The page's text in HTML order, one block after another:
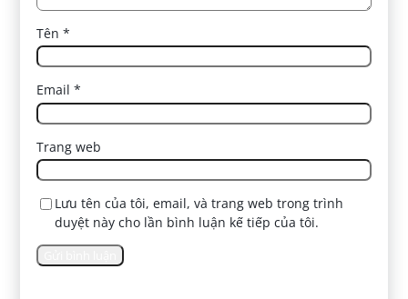
Tên*
Email*
Trang web
Lưu tên của tôi, email, và trang web trong trình
duyệt này cho lần bình luận kế tiếp của tôi.